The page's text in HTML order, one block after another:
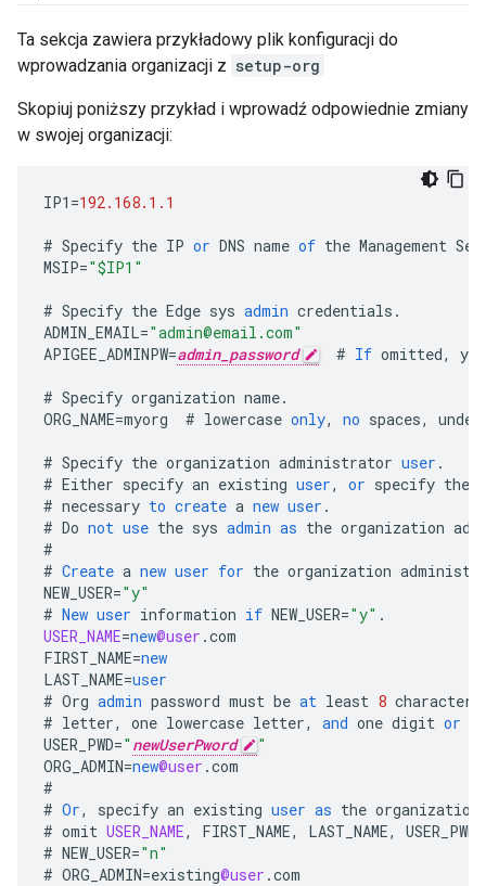
Ta sekcja zawiera przykładowy plik konfiguracji do
wprowadzania organizacji z setup-org
Skopiuj poniższy przykład i wprowadź odpowiednie zmiany
w swojej organizacji:
IP1 =192.168.1.1
# Specify the IP or DNS name of the Management
MSIP="$IP1"
# Specify the Edge sys admin credentials .
ADMIN_EMAIL="admin@email.com"
APIGEE_ADMINPW=admin_password # If omitted, you
# Specify organization name.
ORG_NAME=myorg # lowercase only, no spaces,
# Specify the organization administrator user .
# Either specify an existing user, or specify the
# necessary to create a new user .
# Do not use the sys admin as the organization
#
# Create a new user for the organization
NEW_USER="y"
# New user information if NEW_USER="y" .
USER_NAME=new@user .com
FIRST_NAME=new
LAST_NAME=user
# Org admin password must be at least 8 characters
# letter, one lowercase letter, and one digit or
USER_PWD=" newUserPword
"
ORG_ADMIN=new@user .com
#
# Or, specify an existing user as the organization
# omit USER_NAME, FIRST_NAME, LAST_NAME, USER_PWD
# NEW_USER="n"
# ORG_ADMIN=existing@user .com